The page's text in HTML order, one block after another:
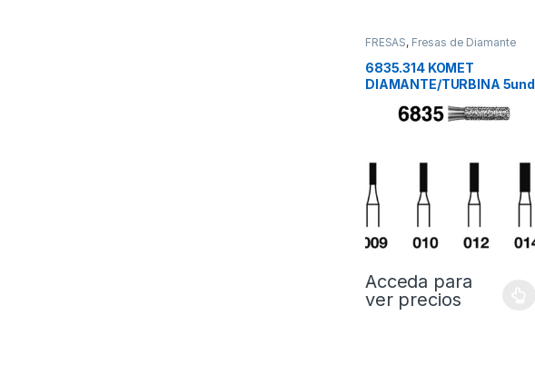
FRESAS, Fresas de Diamante
6835.314 KOMET
DIAMANTE/TURBINA 5und
Acceda para
ver precios